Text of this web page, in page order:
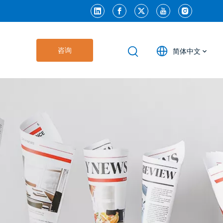
咨询 简体中文